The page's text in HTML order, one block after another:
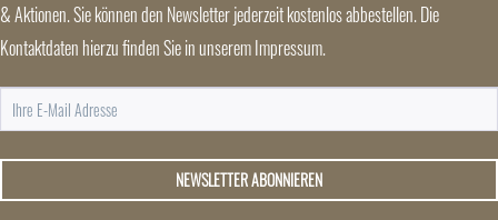
& Aktionen. Sie können den Newsletter jederzeit kostenlos abbestellen. Die
Kontaktdaten hierzu finden Sie in unserem Impressum.
NEWSLETTER ABONNIEREN